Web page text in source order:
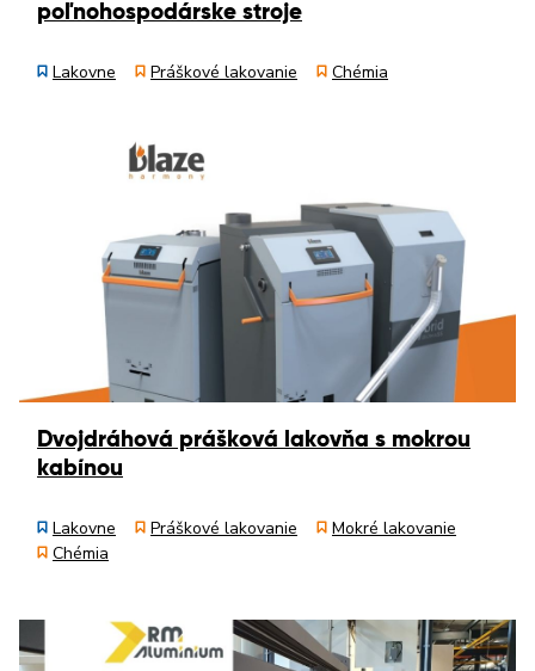
poľnohospodárske stroje
Lakovne Práškové lakovanie Chémia
Dvojdráhová prášková lakovňa s mokrou
kabínou
Lakovne Práškové lakovanie
Mokré lakovanie
Chémia